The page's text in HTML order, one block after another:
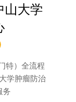
山大学
特）全流程
学肿瘤防治
务